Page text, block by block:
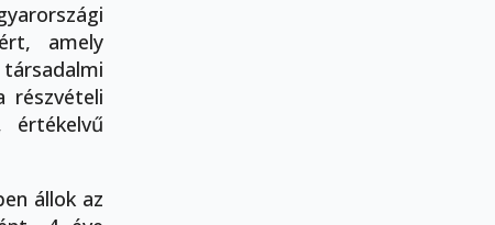
amely
részvételi
értékelvű
állok az